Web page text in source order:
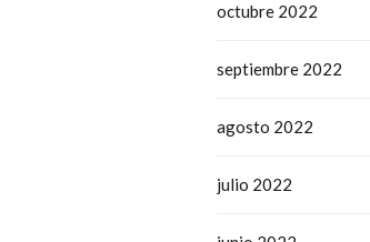
octubre 2022
septiembre 2022
agosto 2022
julio 2022